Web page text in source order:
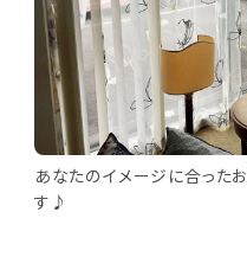
あなたのイメージに合った
す♪